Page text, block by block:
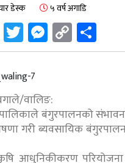
डेस्क ५ वर्ष अगाडि
Facebook
Twitter
Messenger
Copy
Link
वालिङ:
बंगुरपालनको
गरी ब्यवसायिक
कृषि आधुनिकीकरण